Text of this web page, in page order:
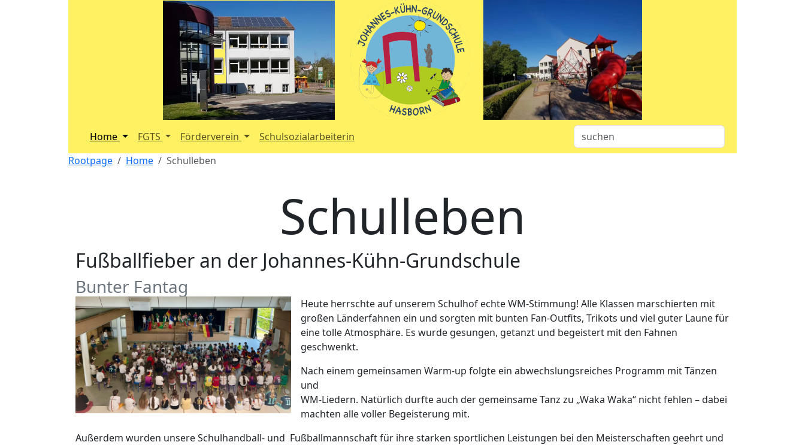
Home FGTS Förderverein
Schulsozialarbeiterin
Rootpage
Home Schulleben
Schulleben
Fußballfieber an der Johannes-Kühn-Grundschule
Bunter Fantag
Heute herrschte auf unserem Schulhof echte WM-Stimmung! Alle Klassen marschierten mit
großen Länderfahnen ein und sorgten mit bunten Fan-Outfits, Trikots und viel guter Laune für
eine tolle Atmosphäre. Es wurde gesungen, getanzt und begeistert mit den Fahnen
geschwenkt.
Nach einem gemeinsamen Warm-up folgte ein abwechslungsreiches Programm mit Tänzen
und
WM-Liedern. Natürlich durfte auch der gemeinsame Tanz zu „Waka Waka“ nicht fehlen – dabei
machten alle voller Begeisterung mit.
Außerdem wurden unsere Schulhandball- und Fußballmannschaft für ihre starken sportlichen Leistungen bei den Meisterschaften geehrt und